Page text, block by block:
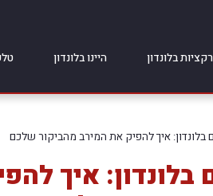
בלונדון היינו בלונדון
בלונדון: איך